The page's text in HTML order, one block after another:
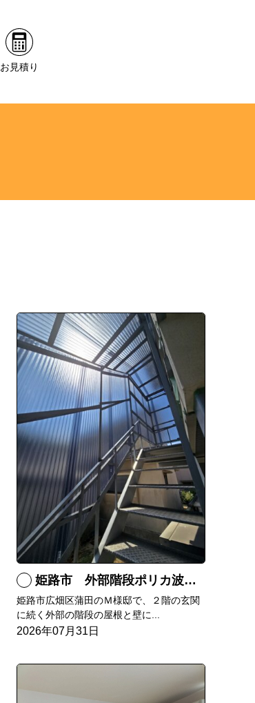
お見積り
姫路市 外部階段ポリカ波板張替工事
姫路市広畑区蒲田のＭ様邸で、２階の玄関
に続く外部の階段の屋根と壁に...
2026年07月31日